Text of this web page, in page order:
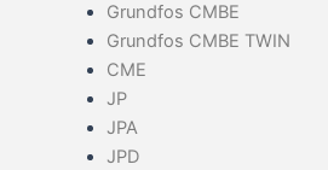
Grundfos CMBE
Grundfos CMBE TWIN
CME
JP
JPA
JPD